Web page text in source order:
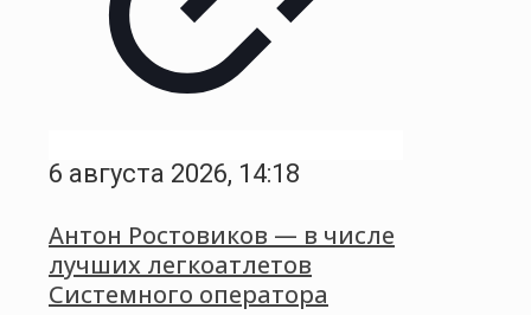
6 августа 2026, 14:18
Антон Ростовиков — в числе
лучших легкоатлетов
Системного оператора